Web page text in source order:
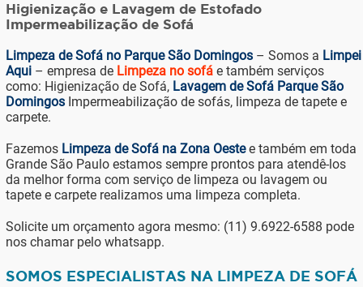
Higienização e Lavagem de Estofado
Impermeabilização de Sofá
Limpeza de Sofá no Parque São Domingos– Somos a Limpei
Aqui – empresa de Limpeza no sofáe também serviços
como: Higienização de Sofá, Lavagem de Sofá Parque São
DomingosImpermeabilização de sofás, limpeza de tapete e
carpete.
Fazemos Limpeza de Sofá na Zona Oestee também em toda
Grande São Paulo estamos sempre prontos para atendê-los
da melhor forma com serviço de limpeza ou lavagem ou
tapete e carpete realizamos uma limpeza completa.
Solicite um orçamento agora mesmo: (11) 9.6922-6588 pode
nos chamar pelo whatsapp.
SOMOS ESPECIALISTAS NA LIMPEZA DE SOFÁ